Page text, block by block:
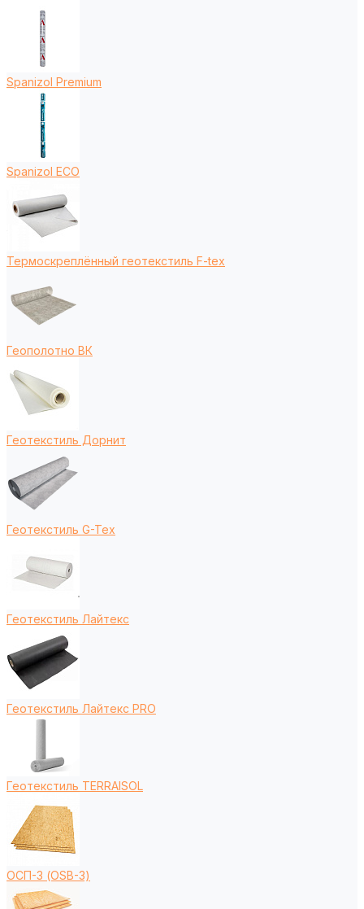
Spanizol Premium
Spanizol ECO
Термоскреплённый геотекстиль F-tex
Геополотно ВК
Геотекстиль Дорнит
Геотекстиль G-Tex
Геотекстиль Лайтекс
Геотекстиль Лайтекс PRO
Геотекстиль TERRAISOL
ОСП-3 (OSB-3)